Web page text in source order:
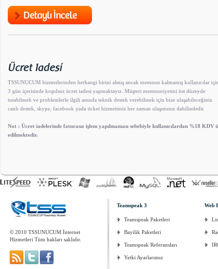
TSSUNUCUM hizmetlerinden herhangi birini almış ancak memnun kalmamış kullanıcılar
3 gün içerisinde koşulsuz ücret iadesi yapmaktayız. Müşteri memnuniyetini üst düzeyde
tutabilmek ve problemlerle ilgili anında teknik destek verebilmek için bize ulaşabileceğiniz
canlı destek, skype, facebook yada ticket hizmetimiz her zaman ulaşımınız dahilindedir.
Not : Ücret iadelerinde faturasız işlem yapılmaması sebebiyle kullanıcılardan %18
edilmektedir.
© 2010 TSSUNUCUM İnternet
Hizmetleri Tüm hakları saklıdır.
Teamspeak 3
Teamspeak Paketleri
Bayilik Paketleri
Teamspeak Referansları
Yetki Ayarlarımız
Web